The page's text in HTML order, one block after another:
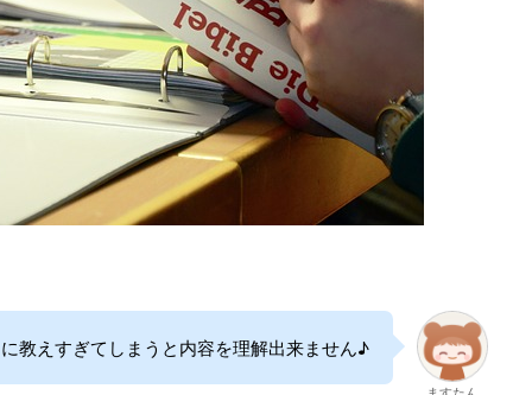
教えすぎてしまうと内容を理解出来ません♪
ますたん